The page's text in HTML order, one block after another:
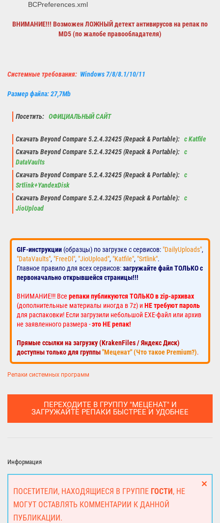
BCPreferences.xml
ВНИМАНИЕ!!! Возможен ЛОЖНЫЙ детект антивирусов на репак по
MD5 (по жалобе правообладателя)
Системные требования: Windows 7/8/8.1/10/11
Размер файла: 27,7Mb
Посетить: ОФИЦИАЛЬНЫЙ САЙТ
Скачать Beyond Compare 5.2.4.32425 (Repack & Portable): с Katfile
Скачать Beyond Compare 5.2.4.32425 (Repack & Portable): с
DataVaults
Скачать Beyond Compare 5.2.4.32425 (Repack & Portable): с
Srtlink+YandexDisk
Скачать Beyond Compare 5.2.4.32425 (Repack & Portable): с
JioUpload
GIF-инструкции (образцы) по загрузке с сервисов: "DailyUploads",
"DataVaults", "FreeDl", "JioUpload", "Katfile", "Srtlink".
Главное правило для всех сервисов:загружайте файл ТОЛЬКО с
первоначально открывшейся страницы!!!
ВНИМАНИЕ!!! Все репаки публикуются ТОЛЬКО в zip-архивах
(дополнительные материалы иногда в 7z) иНЕ требуют пароль
для распаковки! Если загрузили небольшой EXE-файл или архив
не заявленного размера -это НЕ репак!
Прямые ссылки на загрузку (KrakenFiles / Яндекс Диск)
доступны только для группы"Меценат" (Что такое Premium?).
Репаки системных программ
ПЕРЕХОДИТЕ В ГРУППУ "МЕЦЕНАТ" И
ЗАГРУЖАЙТЕ РЕПАКИ БЫСТРЕЕ И УДОБНЕЕ
Информация
ПОСЕТИТЕЛИ, НАХОДЯЩИЕСЯ В ГРУППЕ ГОСТИ , НЕ
МОГУТ ОСТАВЛЯТЬ КОММЕНТАРИИ К ДАННОЙ
ПУБЛИКАЦИИ.